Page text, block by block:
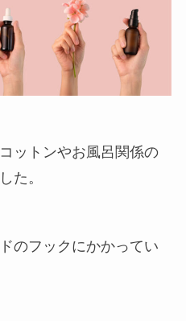
ットンやお風呂関係の
た。
のフックにかかってい